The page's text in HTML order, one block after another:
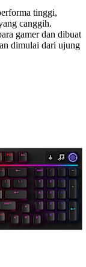
tinggi,
canggih.
gamer dan dibuat
dimulai dari ujung